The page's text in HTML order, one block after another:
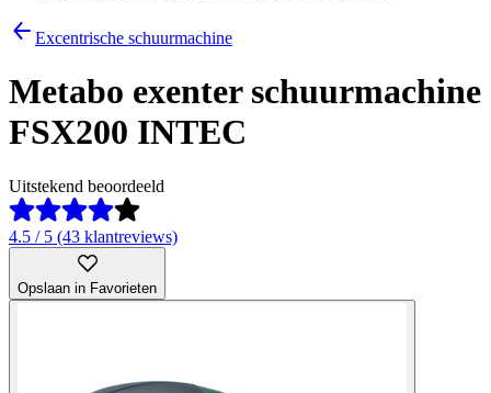
Excentrische schuurmachine
Metabo exenter schuurmachine
FSX200 INTEC
Uitstekend beoordeeld
4.5 / 5 (43 klantreviews)
Opslaan in Favorieten